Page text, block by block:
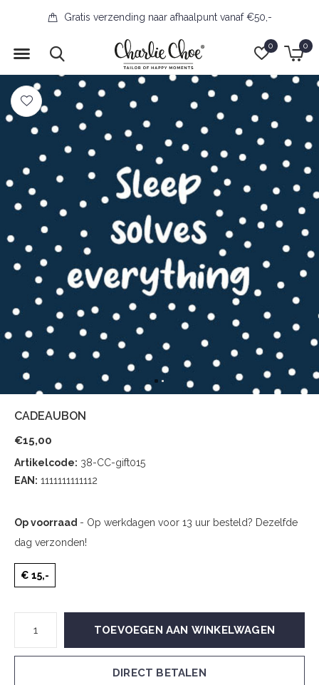
0 0
Gratis verzending naar afhaalpunt vanaf €50,-
CADEAUBON
€15,00
Artikelcode: 38-CC-gift015
EAN: 1111111111112
Op voorraad - Op werkdagen voor 13 uur besteld? Dezelfde
dag verzonden!
€ 15,-
TOEVOEGEN AAN WINKELWAGEN
DIRECT BETALEN